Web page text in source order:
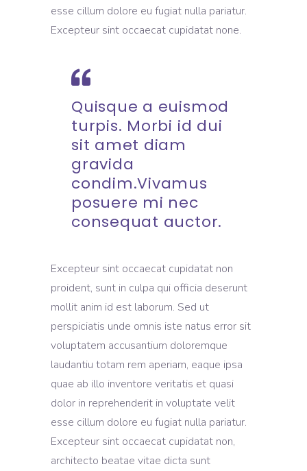
esse cillum dolore eu fugiat nulla pariatur.
Excepteur sint occaecat cupidatat none.
Quisque a euismod
turpis. Morbi id dui
sit amet diam
gravida
condim.Vivamus
posuere mi nec
consequat auctor.
Excepteur sint occaecat cupidatat non
proident, sunt in culpa qui officia deserunt
mollit anim id est laborum. Sed ut
perspiciatis unde omnis iste natus error sit
voluptatem accusantium doloremque
laudantiu totam rem aperiam, eaque ipsa
quae ab illo inventore veritatis et quasi
dolor in reprehenderit in voluptate velit
esse cillum dolore eu fugiat nulla pariatur.
Excepteur sint occaecat cupidatat non,
architecto beatae vitae dicta sunt